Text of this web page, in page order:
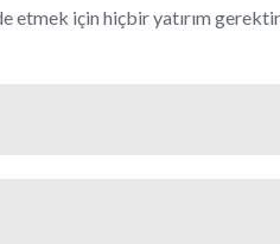
için hiçbir yatırım